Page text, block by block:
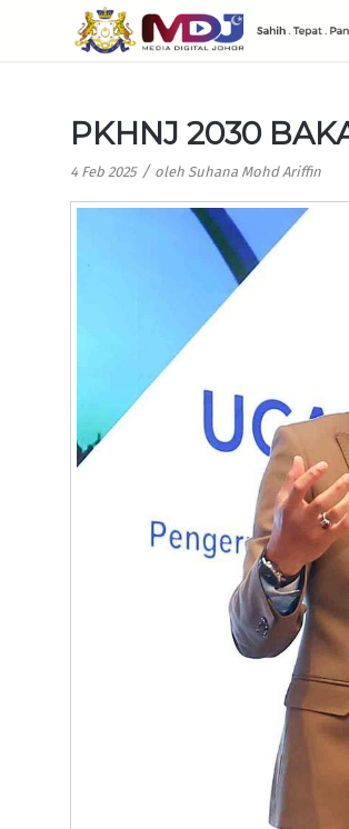
PKHNJ 2030
4 Feb 2025 / oleh Suhana Mohd Ariffin